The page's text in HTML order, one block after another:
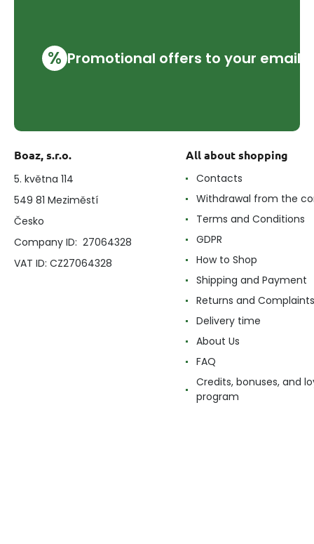
% Promotional offers to your email
Boaz, s.r.o.
5. května 114
549 81 Meziměstí
Česko
Company ID: 27064328
VAT ID: CZ27064328
All about shopping
Contacts
Withdrawal from the
Terms and Conditions
GDPR
How to Shop
Shipping and Payment
Returns and Complaints
Delivery time
About Us
FAQ
Credits, bonuses, and
program